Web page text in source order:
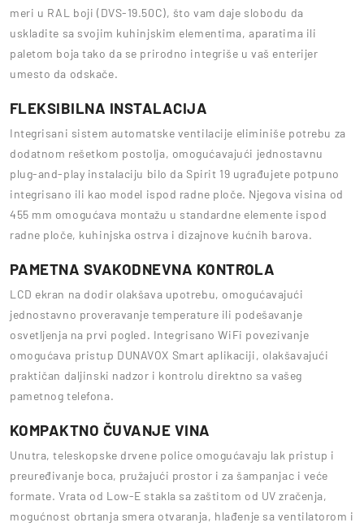
meri u RAL boji (DVS-19.50C), što vam daje slobodu da
uskladite sa svojim kuhinjskim elementima, aparatima ili
paletom boja tako da se prirodno integriše u vaš enterijer
umesto da odskače.
FLEKSIBILNA INSTALACIJA
Integrisani sistem automatske ventilacije eliminiše potrebu za
dodatnom rešetkom postolja, omogućavajući jednostavnu
plug-and-play instalaciju bilo da Spirit 19 ugrađujete potpuno
integrisano ili kao model ispod radne ploče. Njegova visina od
455 mm omogućava montažu u standardne elemente ispod
radne ploče, kuhinjska ostrva i dizajnove kućnih barova.
PAMETNA SVAKODNEVNA KONTROLA
LCD ekran na dodir olakšava upotrebu, omogućavajući
jednostavno proveravanje temperature ili podešavanje
osvetljenja na prvi pogled. Integrisano WiFi povezivanje
omogućava pristup DUNAVOX Smart aplikaciji, olakšavajući
praktičan daljinski nadzor i kontrolu direktno sa vašeg
pametnog telefona.
KOMPAKTNO ČUVANJE VINA
Unutra, teleskopske drvene police omogućavaju lak pristup i
preuređivanje boca, pružajući prostor i za šampanjac i veće
formate. Vrata od Low-E stakla sa zaštitom od UV zračenja,
mogućnost obrtanja smera otvaranja, hlađenje sa ventilatorom i